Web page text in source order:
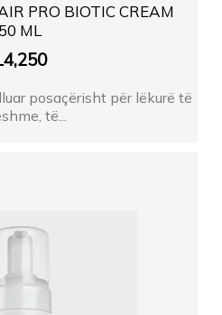
PRO BIOTIC CREAM
50 ML
4,250
posaçërisht për lëkurë të
të...